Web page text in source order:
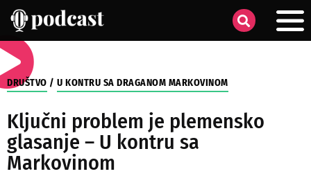
DRUŠTVO / U KONTRU SA DRAGANOM MARKOVINOM
Ključni problem je plemensko
glasanje – U kontru sa
Markovinom